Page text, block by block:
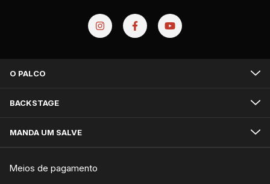
O PALCO
BACKSTAGE
MANDA UM SALVE
Meios de pagamento